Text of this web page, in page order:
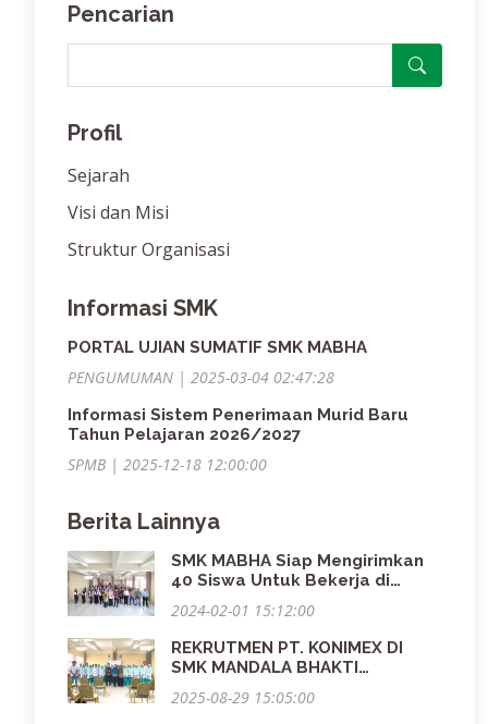
Pencarian
Profil
Sejarah
Visi dan Misi
Struktur Organisasi
Informasi SMK
PORTAL UJIAN SUMATIF SMK MABHA
PENGUMUMAN | 2025-03-04 02:47:28
Informasi Sistem Penerimaan Murid Baru
Tahun Pelajaran 2026/2027
SPMB | 2025-12-18 12:00:00
Berita Lainnya
SMK MABHA Siap Mengirimkan
40 Siswa Untuk Bekerja di
2024-02-01 15:12:00
REKRUTMEN PT. KONIMEX DI
SMK MANDALA BHAKTI
2025-08-29 15:05:00